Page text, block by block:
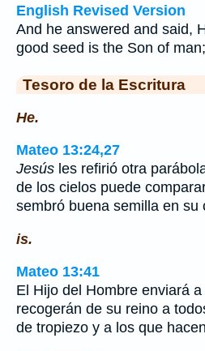
English Revised Version
And he answered and said,
good seed is the Son of man;
Tesoro de la Escritura
He.
Mateo 13:24,27
Jesús les refirió otra
de los cielos puede
sembró buena semilla en
is.
Mateo 13:41
El Hijo del Hombre enviará
recogerán de su reino a
de tropiezo y a los que